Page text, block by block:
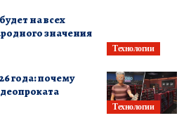
Технологии
на всех
значения
Технологии
года: почему